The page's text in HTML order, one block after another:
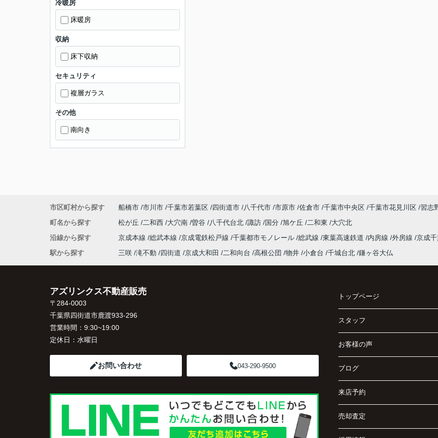
冷暖房
床暖房
収納
床下収納
セキュリティ
複層ガラス
その他
南向き
市区町村から探す 船橋市 市川市 千葉市若葉区 四街道市 八千代市 市原市 佐倉市 千葉市中央区 千葉市花見川区 習志
町名から探す
松が丘 二和西 大穴南 曽谷 八千代台北 諏訪 国分 旭ケ丘 二和東
大穴北
沿線から探す
京成本線 総武本線 京成電鉄松戸線 千葉都市モノレール 総武線 東葉高速鉄道 内房線 外房線 京成
駅から探す
三咲 滝不動 四街道 京成大和田 二和向台 高根公団 物井 小倉台 千城台北 鎌ヶ谷大仏
アズリンクス不動産販売
〒284-0003
千葉県四街道市鹿渡933-296
営業時間： 9:30~19:00
定休日： 水曜日
お問い合わせ 043-290-9500
トップページ
スタッフ
お客様の声
ブログ
来店予約
売却査定